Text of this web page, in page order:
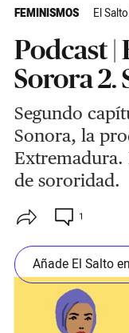
FEMINISMOS El
Podcast |
Sorora 2.
Segundo
Sonora, la
Extremadura.
de sororidad.
1
Añade El Salto